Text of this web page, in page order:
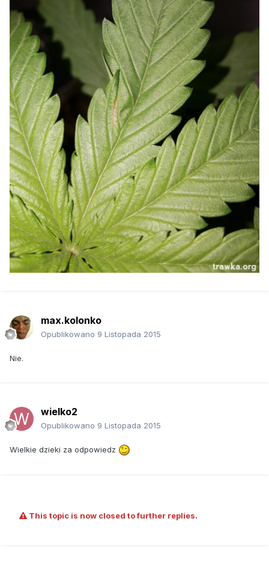
max.kolonko
Opublikowano 9 Listopada 2015
Nie.
wielko2
Opublikowano 9 Listopada 2015
Wielkie dzieki za odpowiedz
This topic is now closed to further replies.